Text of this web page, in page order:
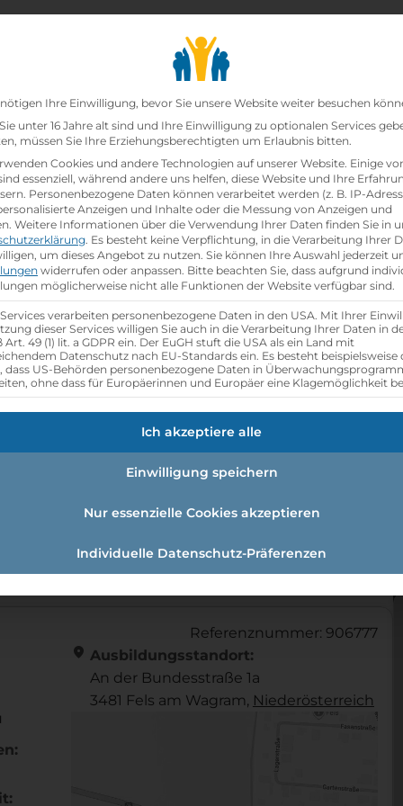
Lehrbetriebesearch
Schwerpunkt
Schwerpunkt
Referenznummer: 906777
location_on Ausbildungsstandort:
An der Bundesstraße 1a
3481 Fels am Wagram, Nieder­österreich
Datenschutz-
Ihre Einwilligung, bevor Sie unsere Website weiter besuchen
unter 16 Jahre alt sind und Ihre Einwilligung zu optionalen Services
müssen Sie Ihre Erziehungsberechtigten um Erlaubnis bitten.
Cookies und andere Technologien auf unserer Website. Einige
essenziell, während andere uns helfen, diese Website und Ihre
Personenbezogene Daten können verarbeitet werden (z. B. IP-
Anzeigen und Inhalte oder die Messung von Anzeigen und
Weitere Informationen über die Verwendung Ihrer Daten finden Sie in
. Es besteht keine Verpflichtung, in die Verarbeitung Ihrer
um dieses Angebot zu nutzen. Sie können Ihre Auswahl jederzeit
widerrufen oder anpassen. Bitte beachten Sie, dass aufgrund
möglicherweise nicht alle Funktionen der Website verfügbar sind.
verarbeiten personenbezogene Daten in den USA. Mit Ihrer
dieser Services willigen Sie auch in die Verarbeitung Ihrer Daten in
Art. 49 (1) lit. a GDPR ein. Der EuGH stuft die USA als ein Land mit
Datenschutz nach EU-Standards ein. Es besteht beispielsweise
dass US-Behörden personenbezogene Daten in
ohne dass für Europäerinnen und Europäer eine Klagemöglichkeit
Ich akzeptiere alle
Einwilligung speichern
Nur essenzielle Cookies akzeptieren
Individuelle Datenschutz-Präferenzen